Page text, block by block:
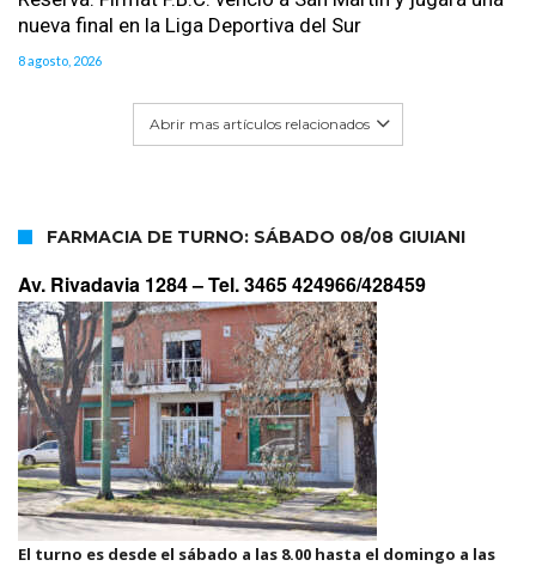
nueva final en la Liga Deportiva del Sur
8 agosto, 2026
Abrir mas artículos relacionados
FARMACIA DE TURNO: SÁBADO 08/08 GIUIANI
Av. Rivadavia 1284 –Tel. 3465 424966/428459
El turno es desde el sábado a las 8.00 hasta el domingo a las